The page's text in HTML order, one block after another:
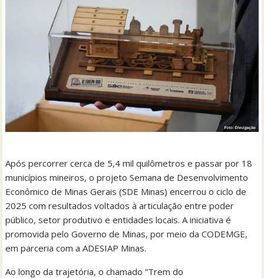
Após percorrer cerca de 5,4 mil quilômetros e passar por 18
municípios mineiros, o projeto Semana de Desenvolvimento
Econômico de Minas Gerais (SDE Minas) encerrou o ciclo de
2025 com resultados voltados à articulação entre poder
público, setor produtivo e entidades locais. A iniciativa é
promovida pelo Governo de Minas, por meio da CODEMGE,
em parceria com a ADESIAP Minas.
Ao longo da trajetória, o chamado “Trem do